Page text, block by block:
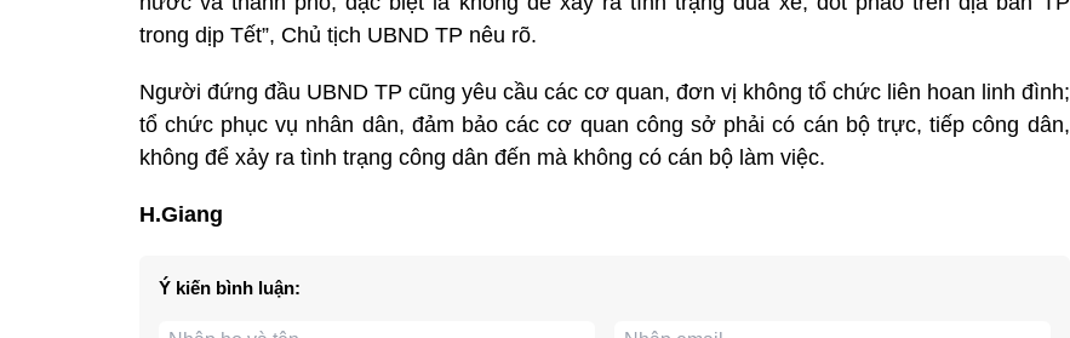
trong dịp Tết”, Chủ tịch UBND TP nêu rõ.
Người đứng đầu UBND TP cũng yêu cầu các cơ quan, đơn vị không tổ chức liên hoan linh đình;
tổ chức phục vụ nhân dân, đảm bảo các cơ quan công sở phải có cán bộ trực, tiếp công dân,
không để xảy ra tình trạng công dân đến mà không có cán bộ làm việc.
H.Giang
Ý kiến bình luận: